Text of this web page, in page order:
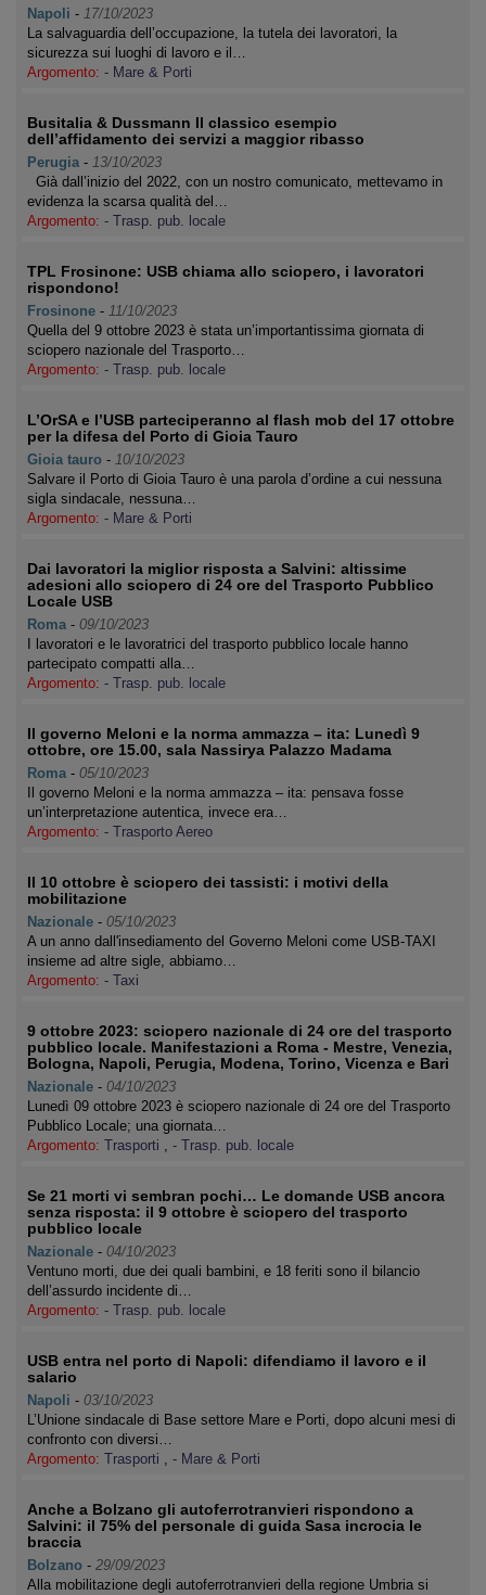
Napoli - 17/10/2023
La salvaguardia dell’occupazione, la tutela dei lavoratori, la
sicurezza sui luoghi di lavoro e il…
Argomento: - Mare & Porti
Busitalia & Dussmann Il classico esempio
dell’affidamento dei servizi a maggior ribasso
Perugia - 13/10/2023
Già dall’inizio del 2022, con un nostro comunicato, mettevamo in
evidenza la scarsa qualità del…
Argomento: - Trasp. pub. locale
TPL Frosinone: USB chiama allo sciopero, i lavoratori
rispondono!
Frosinone - 11/10/2023
Quella del 9 ottobre 2023 è stata un’importantissima giornata di
sciopero nazionale del Trasporto…
Argomento: - Trasp. pub. locale
L’OrSA e l’USB parteciperanno al flash mob del 17 ottobre
per la difesa del Porto di Gioia Tauro
Gioia tauro - 10/10/2023
Salvare il Porto di Gioia Tauro è una parola d’ordine a cui nessuna
sigla sindacale, nessuna…
Argomento: - Mare & Porti
Dai lavoratori la miglior risposta a Salvini: altissime
adesioni allo sciopero di 24 ore del Trasporto Pubblico
Locale USB
Roma - 09/10/2023
I lavoratori e le lavoratrici del trasporto pubblico locale hanno
partecipato compatti alla…
Argomento: - Trasp. pub. locale
Il governo Meloni e la norma ammazza – ita: Lunedì 9
ottobre, ore 15.00, sala Nassirya Palazzo Madama
Roma - 05/10/2023
Il governo Meloni e la norma ammazza – ita: pensava fosse
un’interpretazione autentica, invece era…
Argomento: - Trasporto Aereo
Il 10 ottobre è sciopero dei tassisti: i motivi della
mobilitazione
Nazionale - 05/10/2023
A un anno dall'insediamento del Governo Meloni come USB-TAXI
insieme ad altre sigle, abbiamo…
Argomento: - Taxi
9 ottobre 2023: sciopero nazionale di 24 ore del trasporto
pubblico locale. Manifestazioni a Roma - Mestre, Venezia,
Bologna, Napoli, Perugia, Modena, Torino, Vicenza e Bari
Nazionale - 04/10/2023
Lunedì 09 ottobre 2023 è sciopero nazionale di 24 ore del Trasporto
Pubblico Locale; una giornata…
Argomento: Trasporti , - Trasp. pub. locale
Se 21 morti vi sembran pochi… Le domande USB ancora
senza risposta: il 9 ottobre è sciopero del trasporto
pubblico locale
Nazionale - 04/10/2023
Ventuno morti, due dei quali bambini, e 18 feriti sono il bilancio
dell’assurdo incidente di…
Argomento: - Trasp. pub. locale
USB entra nel porto di Napoli: difendiamo il lavoro e il
salario
Napoli - 03/10/2023
L’Unione sindacale di Base settore Mare e Porti, dopo alcuni mesi di
confronto con diversi…
Argomento: Trasporti , - Mare & Porti
Anche a Bolzano gli autoferrotranvieri rispondono a
Salvini: il 75% del personale di guida Sasa incrocia le
braccia
Bolzano - 29/09/2023
Alla mobilitazione degli autoferrotranvieri della regione Umbria si